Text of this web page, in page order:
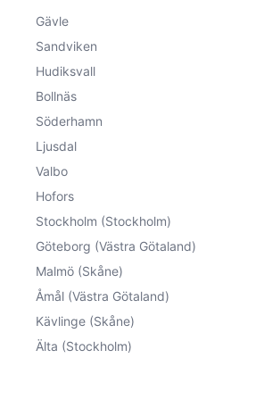
Gävle
Sandviken
Hudiksvall
Bollnäs
Söderhamn
Ljusdal
Valbo
Hofors
Stockholm (Stockholm)
Göteborg (Västra Götaland)
Malmö (Skåne)
Åmål (Västra Götaland)
Kävlinge (Skåne)
Älta (Stockholm)